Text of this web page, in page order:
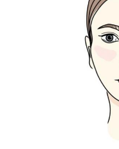
Шапка по форме
Грушевидная форма